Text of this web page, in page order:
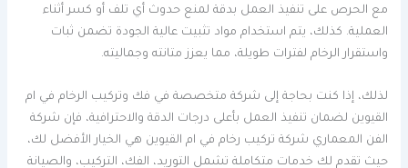
مع الحرص على تنفيذ العمل بدقة لمنع حدوث أي تلف أو كسر أثناء
العملية. كذلك، يتم استخدام مواد تثبيت عالية الجودة تضمن ثبات
واستقرار الرخام لفترات طويلة، مما يعزز متانته وجماليته.
لذلك، إذا كنت بحاجة إلى شركة متخصصة في فك وتركيب الرخام في ام
القيوين لضمان تنفيذ العمل بأعلى درجات الدقة والاحترافية، فإن شركة
الفن المعماري شركة تركيب رخام في ام القيوين هي الخيار الأفضل لك،
حيث تقدم لك خدمات متكاملة تشمل التوريد، الفك، التركيب، والصيانة